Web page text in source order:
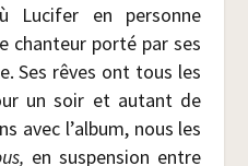
Luci­fer en per­sonne
chan­teur por­té par ses
Ses rêves ont tous les
un soir et autant de
avec l’album, nous les
en sus­pen­sion entre